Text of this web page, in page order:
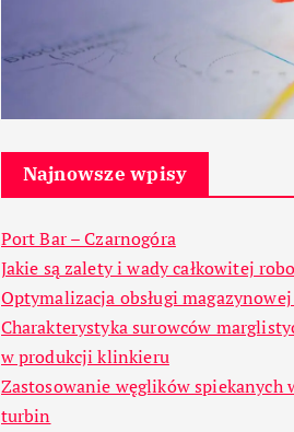
Najnowsze wpisy
Port Bar – Czarnogóra
Jakie są zalety i wady całkowitej
Optymalizacja obsługi
Charakterystyka surowców
w produkcji klinkieru
Zastosowanie węglików spiekanych
turbin